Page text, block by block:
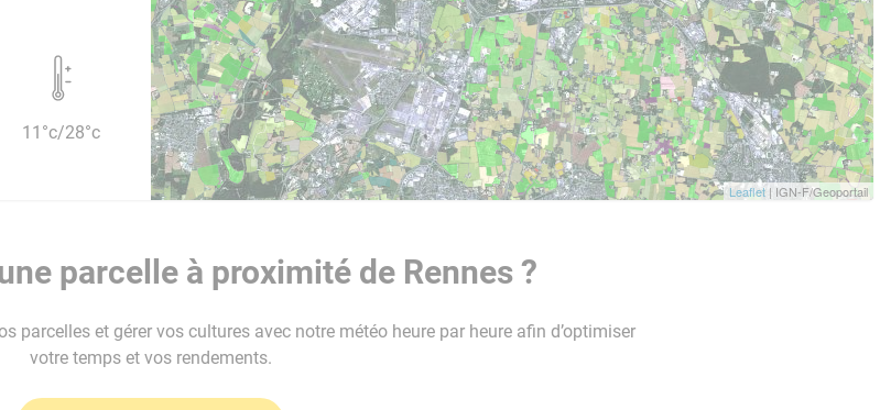
Leaflet | IGN-F/Geoportail
11°c/28°c
parcelle à proximité de Rennes ?
parcelles et gérer vos cultures avec notre météo heure par heure afin d’optimiser
votre temps et vos rendements.